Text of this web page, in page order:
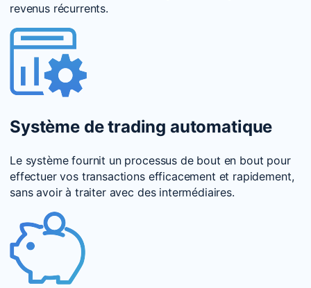
revenus récurrents.
Système de trading automatique
Le système fournit un processus de bout en bout pour
effectuer vos transactions efficacement et rapidement,
sans avoir à traiter avec des intermédiaires.